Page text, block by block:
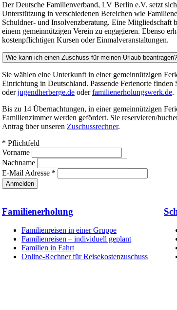
Der Deutsche Familienverband, LV Berlin e.V. setzt
Unterstützung in verschiedenen Bereichen wie
Schuldner- und Insolvenzberatung. Eine
einem gemeinnützigen Verein zu engagieren. Ebenso
kostenpflichtigen Kursen oder Einmalveranstaltungen.
Wie kann ich einen Zuschuss für meinen Urlaub beantragen?
Sie wählen eine Unterkunft in einer gemeinnützigen
Einrichtung in Deutschland. Passende Ferienorte finden
oderjugendherberge.de oderfamilienerholungswerk.de.
Bis zu 14 Übernachtungen, in einer gemeinnützigen
Familienzimmer werden gefördert. Sie reservieren/
Antrag über unseren Zuschussrechner.
* Pflichtfeld
Vorname
Nachname
E-Mail Adresse *
Familienerholung
Familienreisen in einer Gruppe
Familienreisen – individuell geplant
Familien in Fahrt
Online-Rechner für Reisekostenzuschuss